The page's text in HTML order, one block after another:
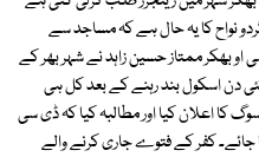
نواح کا یہ حال ہے کہ مساجد سے
او بھکر ممتاز حسین زاہد نے شہر بھر کے
دن اسکول بند رہنے کے بعد کل ہی
کا اعلان کیا اور مطالبہ کیا کہ ڈی سی
کفر کے فتوے جاری کرنے والے